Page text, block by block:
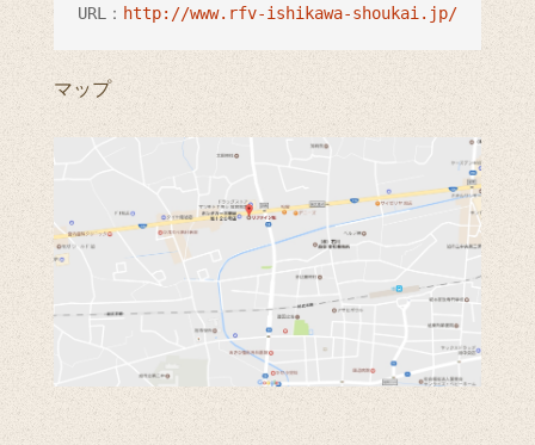
URL： http://www.rfv-ishikawa-shoukai.jp/
マップ